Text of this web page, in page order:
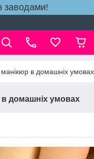
заводами!
в домашніх умовах
домашніх умовах